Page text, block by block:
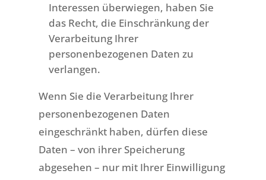
Interessen überwiegen, haben Sie
das Recht, die Einschränkung der
Verarbeitung Ihrer
personenbezogenen Daten zu
verlangen.
Wenn Sie die Verarbeitung Ihrer
personenbezogenen Daten
eingeschränkt haben, dürfen diese
Daten – von ihrer Speicherung
abgesehen – nur mit Ihrer Einwilligung